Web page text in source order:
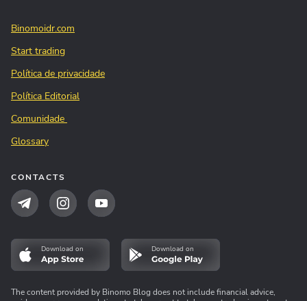
Binomoidr.com
Start trading
Política de privacidade
Política Editorial
Comunidade
Glossary
CONTACTS
Download on Download on
The content provided by Binomo Blog does not include financial advice,